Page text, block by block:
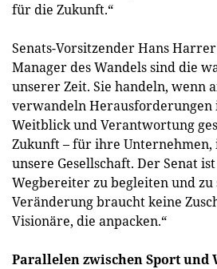
für die Zukunft.“
Senats-Vorsitzender Hans
Manager des Wandels sind die
unserer Zeit. Sie handeln, wenn
verwandeln Herausforderungen
Weitblick und Verantwortung
Zukunft – für ihre Unternehmen,
unsere Gesellschaft. Der Senat
Wegbereiter zu begleiten und zu
Veränderung braucht keine
Visionäre, die anpacken.“
Parallelen zwischen Sport und